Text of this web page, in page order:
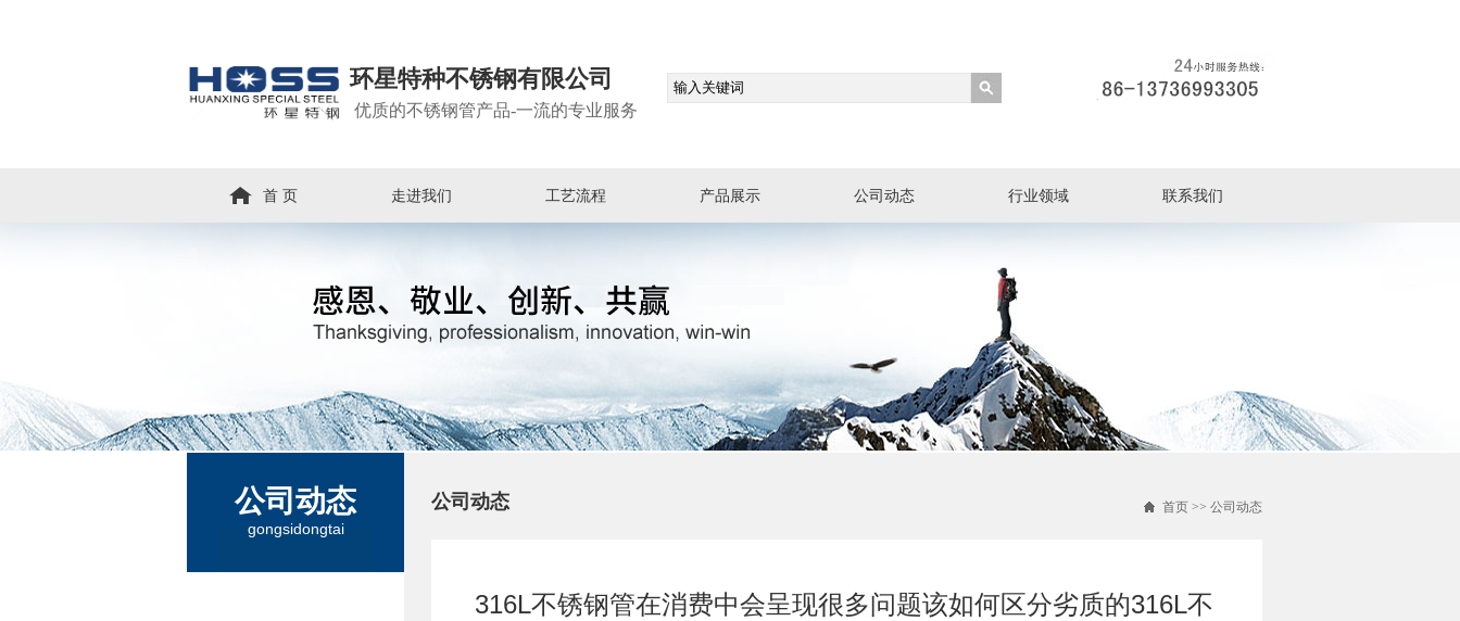
环星特种不锈钢有限公司
优质的不锈钢管产品-一流的专业服务
首 页 走进我们 工艺流程 产品展示 公司动态 行业领域 联系我们
公司动态
gongsidongtai
公司动态 首页 >> 公司动态
316L不锈钢管​在消费中会呈现很多问题该如何区分劣质的316L不